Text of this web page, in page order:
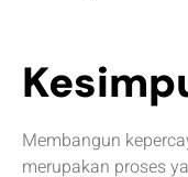
Membangun
merupakan proses